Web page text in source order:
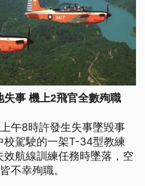
失事 機上2飛官全數殉職
午8時許發生失事墜毀事
駕駛的一架T-34型教練
航線訓練任務時墜落，空
不幸殉職。